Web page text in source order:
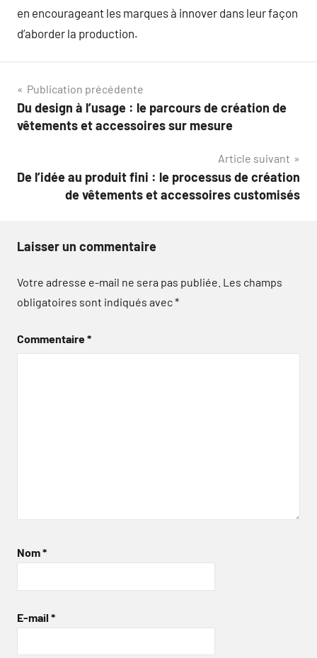
en encourageant les marques à innover dans leur façon
d’aborder la production.
Navigation
de
Publication précédente
Du design à l’usage : le parcours de création de
vêtements et accessoires sur mesure
Article suivant
De l’idée au produit fini : le processus de création
de vêtements et accessoires customisés
Laisser un commentaire
Votre adresse e-mail ne sera pas publiée. Les champs
obligatoires sont indiqués avec*
Commentaire*
Nom*
E-mail *